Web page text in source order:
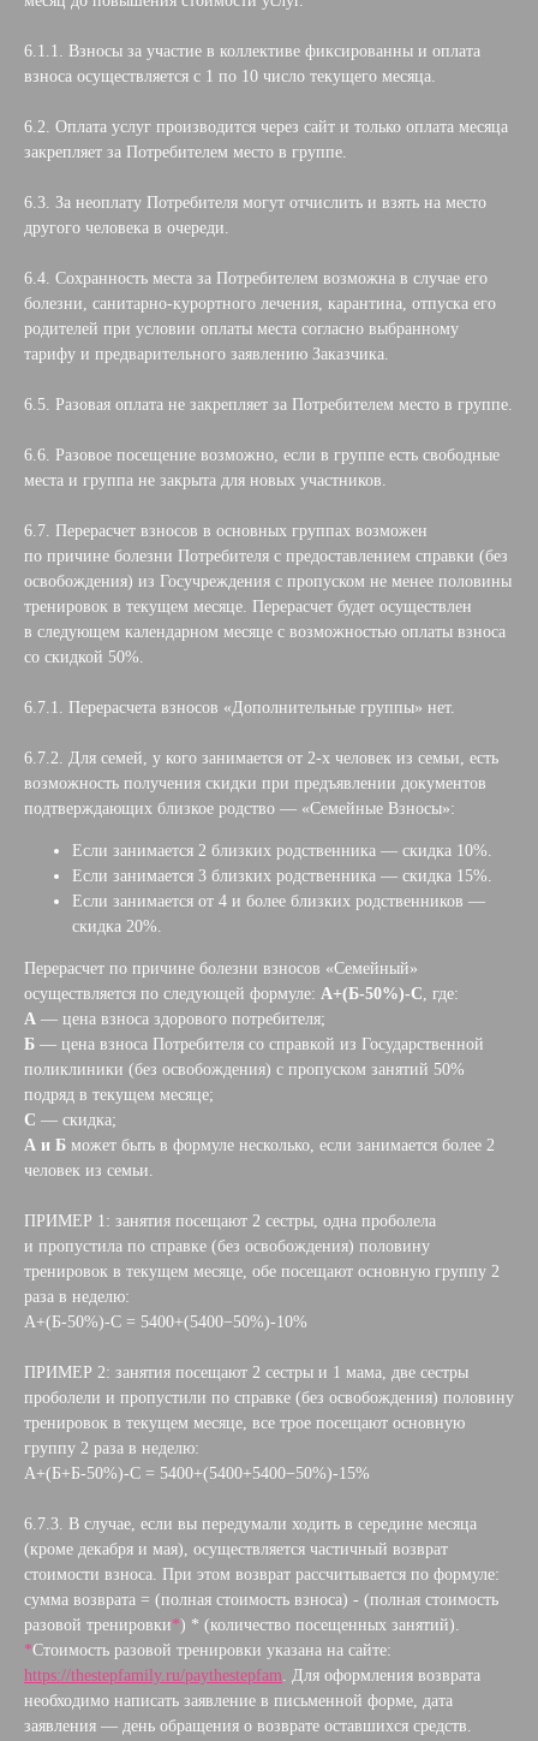
6.1.1. Взносы за участие в коллективе фиксированны и оплата
взноса осуществляется с 1 по 10 число текущего месяца.
6.2. Оплата услуг производится через сайт и только оплата месяца
закрепляет за Потребителем место в группе.
6.3. За неоплату Потребителя могут отчислить и взять на место
другого человека в очереди.
6.4. Сохранность места за Потребителем возможна в случае его
болезни, санитарно-курортного лечения, карантина, отпуска его
родителей при условии оплаты места согласно выбранному
тарифу и предварительного заявлению Заказчика.
6.5. Разовая оплата не закрепляет за Потребителем место в группе.
6.6. Разовое посещение возможно, если в группе есть свободные
места и группа не закрыта для новых участников.
6.7. Перерасчет взносов в основных группах возможен
по причине болезни Потребителя с предоставлением справки (без
освобождения) из Госучреждения с пропуском не менее половины
тренировок в текущем месяце. Перерасчет будет осуществлен
в следующем календарном месяце с возможностью оплаты взноса
со скидкой 50%.
6.7.1. Перерасчета взносов «Дополнительные группы» нет.
6.7.2. Для семей, у кого занимается от 2-х человек из семьи, есть
возможность получения скидки при предъявлении документов
подтверждающих близкое родство — «Семейные Взносы»:
Если занимается 2 близких родственника — скидка 10%.
Если занимается 3 близких родственника — скидка 15%.
Если занимается от 4 и более близких родственников —
скидка 20%.
Перерасчет по причине болезни взносов «Семейный»
осуществляется по следующей формуле: А+(Б-50%)-С, где:
А — цена взноса здорового потребителя;
Б — цена взноса Потребителя со справкой из Государственной
поликлиники (без освобождения) с пропуском занятий 50%
подряд в текущем месяце;
С — скидка;
А и Б может быть в формуле несколько, если занимается более 2
человек из семьи.
ПРИМЕР 1: занятия посещают 2 сестры, одна проболела
и пропустила по справке (без освобождения) половину
тренировок в текущем месяце, обе посещают основную группу 2
раза в неделю:
А+(Б-50%)-С = 5400+(5400−50%)-10%
ПРИМЕР 2: занятия посещают 2 сестры и 1 мама, две сестры
проболели и пропустили по справке (без освобождения) половину
тренировок в текущем месяце, все трое посещают основную
группу 2 раза в неделю:
А+(Б+Б-50%)-С = 5400+(5400+5400−50%)-15%
6.7.3. В случае, если вы передумали ходить в середине месяца
(кроме декабря и мая), осуществляется частичный возврат
стоимости взноса. При этом возврат рассчитывается по формуле:
сумма возврата = (полная стоимость взноса) - (полная стоимость
разовой тренировки*) * (количество посещенных занятий).
*Стоимость разовой тренировки указана на сайте:
https://thestepfamily.ru/paythestepfam. Для оформления возврата
необходимо написать заявление в письменной форме, дата
заявления — день обращения о возврате оставшихся средств.